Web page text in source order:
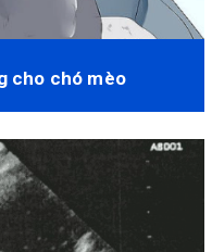
cho chó mèo
...